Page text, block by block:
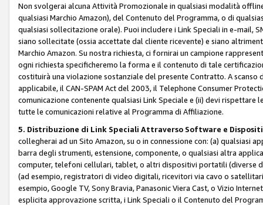
Non svolgerai alcuna Attività Promozionale in qualsiasi modalità
qualsiasi Marchio Amazon), del Contenuto del Programma, o di
qualsiasi sollecitazione orale). Puoi includere i Link Speciali in e-mail,
siano sollecitate (ossia accettate dal cliente ricevente) e siano
Marchio Amazon. Su nostra richiesta, ci fornirai un campione
ogni richiesta specificheremo la forma e il contenuto di tale
costituirà una violazione sostanziale del presente Contratto. A
applicabile, il CAN-SPAM Act del 2003, il Telephone Consumer
comunicazione contenente qualsiasi Link Speciale e (ii) devi
tutte le comunicazioni relative al Programma di Affiliazione.
5. Distribuzione di Link Speciali Attraverso Software e
collegherai ad un Sito Amazon, su o in connessione con: (a)
barra degli strumenti, estensione, componente, o qualsiasi altra
computer, telefoni cellulari, tablet, o altri dispositivi portatili (diverse
(ad esempio, registratori di video digitali, ricevitori via cavo o
esempio, Google TV, Sony Bravia, Panasonic Viera Cast, o Vizio
esplicita approvazione scritta, i Link Speciali o il Contenuto del